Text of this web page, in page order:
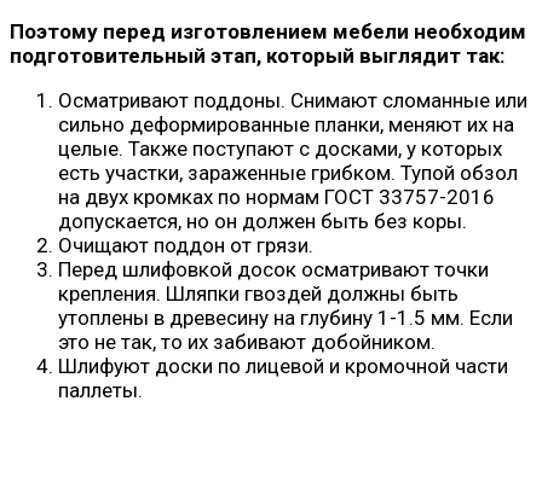
Поэтому перед изготовлением мебели необходим
подготовительный этап, который выглядит так:
Осматривают поддоны. Снимают сломанные или
сильно деформированные планки, меняют их на
целые. Также поступают с досками, у которых
есть участки, зараженные грибком. Тупой обзол
на двух кромках по нормам ГОСТ 33757-2016
допускается, но он должен быть без коры.
Очищают поддон от грязи.
Перед шлифовкой досок осматривают точки
крепления. Шляпки гвоздей должны быть
утоплены в древесину на глубину 1-1.5 мм. Если
это не так, то их забивают добойником.
Шлифуют доски по лицевой и кромочной части
паллеты.